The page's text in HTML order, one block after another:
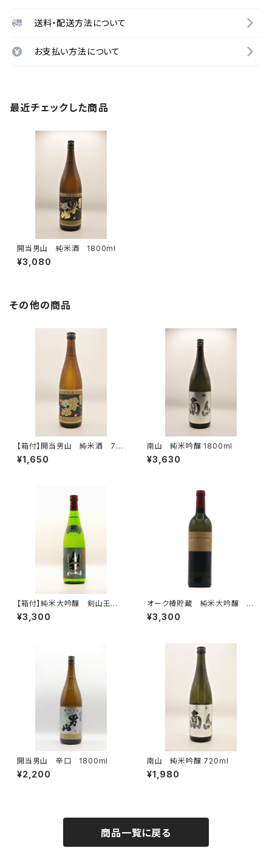
送料・配送方法について
お支払い方法について
最近チェックした商品
開当男山 純米酒 1800ml
¥3,080
その他の商品
【箱付】開当男山 純米酒 72
0ml
¥1,650
南山 純米吟醸 1800ml
¥3,630
【箱付】純米大吟醸 剣山王 7
20ml
¥3,300
オーク樽貯蔵 純米大吟醸 7
50ml
¥3,300
開当男山 辛口 1800ml
¥2,200
南山 純米吟醸 720ml
¥1,980
商品一覧に戻る